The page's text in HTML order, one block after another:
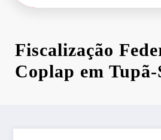
Fiscalização
Coplap em Tupã-